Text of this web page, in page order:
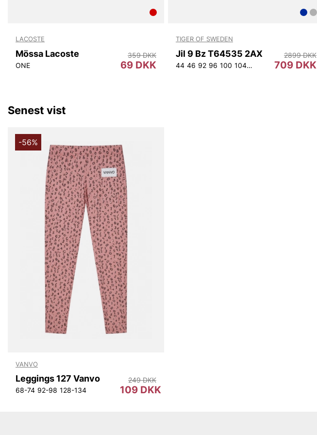
LACOSTE
Mössa Lacoste
ONE 69 DKK
359 DKK
TIGER OF SWEDEN
Jil 9 Bz T64535 2AX
44 46 92 96 100 104 108 148 150 146 152
709 DKK
2899 DKK
Senest vist
-56%
VANVO
Leggings 127 Vanvo
68-74 92-98 128-134 109 DKK
249 DKK